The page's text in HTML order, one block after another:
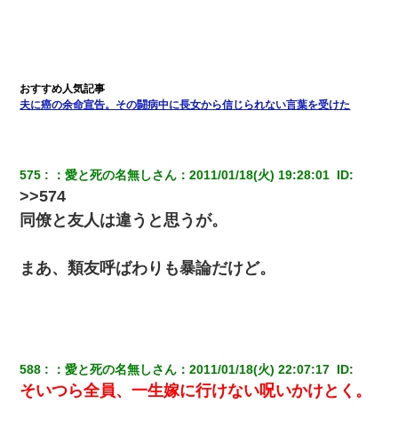
ずっとニートだと思ってた同居の義弟が投資で旦那より稼いでる
とか知らなかった…
【衝撃】女友達から行為中に告白されてOKした結果
夫に癌の余命宣告。その闘病中に長女から信じられない言葉を受けた
575 ：愛と死の名無しさん ：2011/01/18(火) 19:28:01 ID:
>>574
同僚と友人は違うと思うが。
まあ、類友呼ばわりも暴論だけど。
588 ：愛と死の名無しさん ：2011/01/18(火) 22:07:17 ID:
そいつら全員、一生嫁に行けない呪いかけとく。